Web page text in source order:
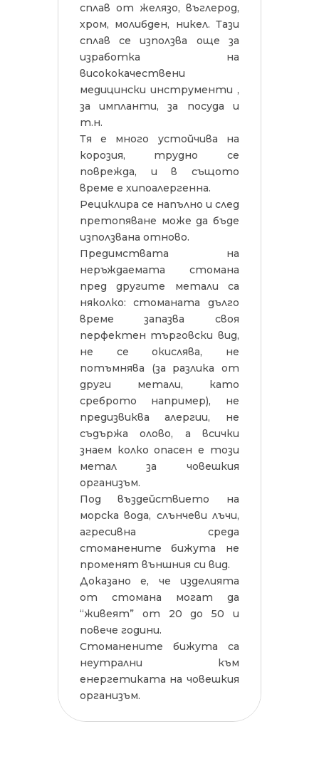
сплав от желязо, въглерод,
хром, молибден, никел. Тази
сплав се използва още за
изработка на
висококачествени
медицински инструменти ,
за импланти, за посуда и
т.н.
Тя е много устойчива на
корозия, трудно се
поврежда, и в същото
време е хипоалергенна.
Рециклира се напълно и след
претопяване може да бъде
използвана отново.
Предимствата на
неръждаемата стомана
пред другите метали са
няколко: стоманата дълго
време запазва своя
перфектен търговски вид,
не се окислява, не
потъмнява (за разлика от
други метали, като
среброто например), не
предизвиква алергии, не
съдържа олово, а всички
знаем колко опасен е този
метал за човешкия
организъм.
Под въздействието на
морска вода, слънчеви лъчи,
агресивна среда
стоманените бижута не
променят външния си вид.
Доказано е, че изделията
от стомана могат да
“живеят” от 20 до 50 и
повече години.
Стоманените бижута са
неутрални към
енергетиката на човешкия
организъм.